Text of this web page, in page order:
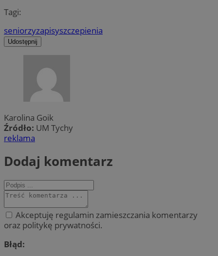
Tagi:
seniorzyzapisyszczepienia
Udostępnij
Karolina Goik
Źródło: UM Tychy
reklama
Dodaj komentarz
Akceptuję regulamin zamieszczania komentarzy
oraz politykę prywatności.
Błąd: